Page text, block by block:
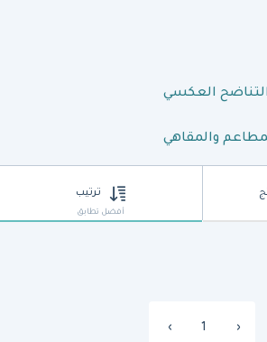
العكسي
والمقاهي
ترتيب
أفضل تطابق
‹
1
›